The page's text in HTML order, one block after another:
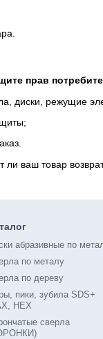
прав
диски, режущие
ли ваш товар
абразивные по
по металу
по дереву
пики, зубила SDS+
HEX
сверла